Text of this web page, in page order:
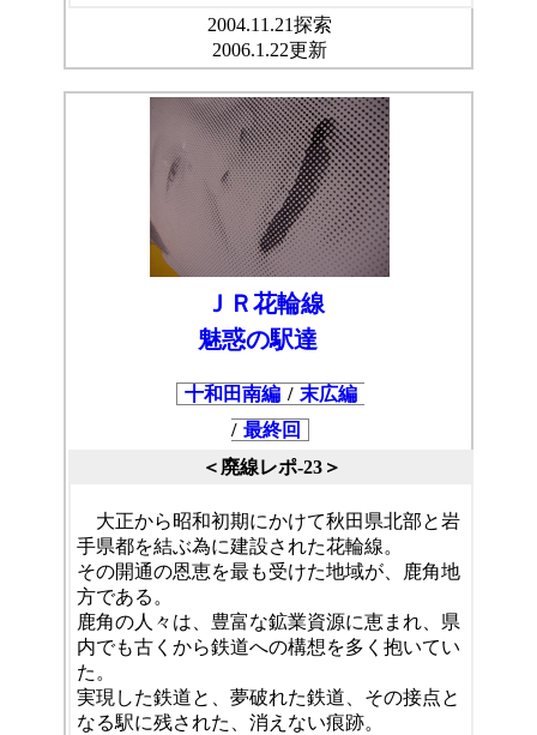
2004.11.21探索
2006.1.22更新
ＪＲ花輪線
魅惑の駅達
十和田南編 / 末広編
/ 最終回
＜廃線レポ-23＞
大正から昭和初期にかけて秋田県北部と岩
手県都を結ぶ為に建設された花輪線。
その開通の恩恵を最も受けた地域が、鹿角地
方である。
鹿角の人々は、豊富な鉱業資源に恵まれ、県
内でも古くから鉄道への構想を多く抱いてい
た。
実現した鉄道と、夢破れた鉄道、その接点と
なる駅に残された、消えない痕跡。